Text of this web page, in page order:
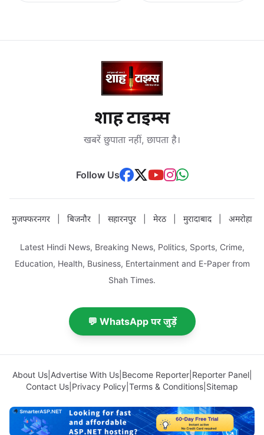
शाह टाइम्स
खबरें छुपाता नहीं, छापता है।
Follow Us
मुजफ्फरनगर बिजनौर सहारनपुर मेरठ मुरादाबाद अमरोहा
Latest Hindi News, Breaking News, Politics, Sports, Crime,
Education, Health, Business, Entertainment and E-Paper from
Shah Times.
💬 WhatsApp पर जुड़ें
About Us| Advertise With Us| Become Reporter| Reporter Panel|
Contact Us Privacy Policy Terms & Conditions Sitemap